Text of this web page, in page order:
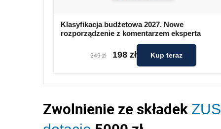
Klasyfikacja budżetowa 2027. Nowe
rozporządzenie z komentarzem eksperta
249 zł 198 zł Kup teraz
Zwolnienie ze składek ZUS